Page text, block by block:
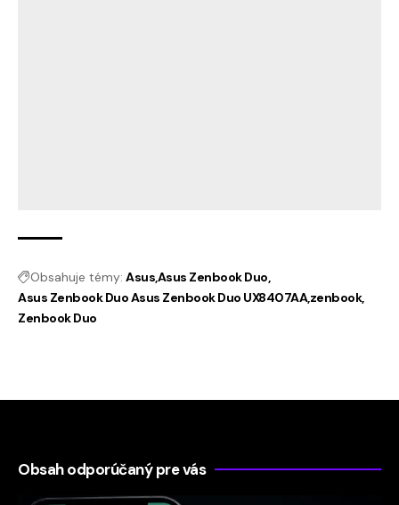
Obsahuje témy: AsusAsus Zenbook Duo
Asus Zenbook Duo Asus Zenbook Duo UX8407AA zenbook
Zenbook Duo
Obsah odporúčaný pre vás